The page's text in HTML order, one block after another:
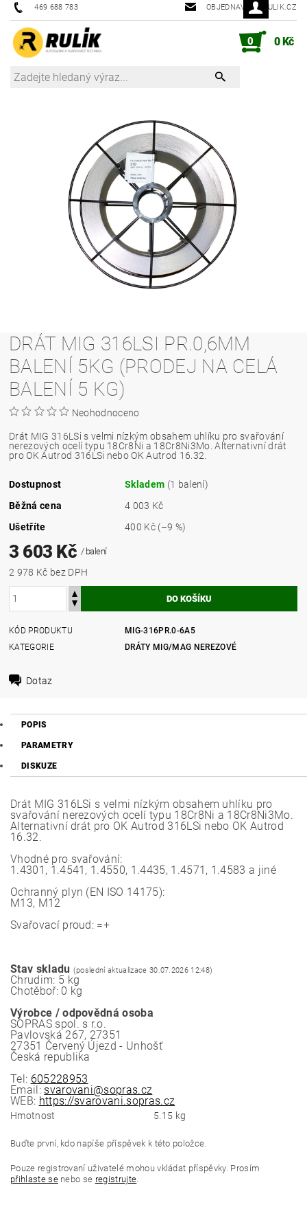
469 688 783 OBJEDNAVKY@RULIK.CZ
0 0 Kč
DRÁT MIG 316LSI PR.0,6MM
BALENÍ 5KG (PRODEJ NA CELÁ
BALENÍ 5 KG)
Neohodnoceno
Drát MIG 316LSi s velmi nízkým obsahem uhlíku pro svařování
nerezových ocelí typu 18Cr8Ni a 18Cr8Ni3Mo. Alternativní drát
pro OK Autrod 316LSi nebo OK Autrod 16.32.
Dostupnost Skladem (1 balení)
Běžná cena
4 003 Kč
Ušetříte
400 Kč (–9 %)
3 603 Kč / balení
2 978 Kč bez DPH
KÓD PRODUKTU
MIG-316PR.0-6A5
KATEGORIE
DRÁTY MIG/MAG NEREZOVÉ
Dotaz
POPIS
PARAMETRY
DISKUZE
Drát MIG 316LSi s velmi nízkým obsahem uhlíku pro
svařování nerezových ocelí typu 18Cr8Ni a 18Cr8Ni3Mo.
Alternativní drát pro OK Autrod 316LSi nebo OK Autrod
16.32.
Vhodné pro svařování:
1.4301, 1.4541, 1.4550, 1.4435, 1.4571, 1.4583 a jiné
Ochranný plyn (EN ISO 14175):
M13, M12
Svařovací proud: =+
Stav skladu (poslední aktualizace 30.07.2026 12:48)
Chrudim: 5 kg
Chotěboř: 0 kg
Výrobce / odpovědná osoba
SOPRAS spol. s r.o.
Pavlovská 267, 27351
27351 Červený Újezd - Unhošť
Česká republika
Tel: 605228953
Email: svarovani@sopras.cz
WEB: https://svarovani.sopras.cz
Hmotnost 5.15 kg
Buďte první, kdo napíše příspěvek k této položce.
Pouze registrovaní uživatelé mohou vkládat příspěvky. Prosím
přihlaste senebo se registrujte.